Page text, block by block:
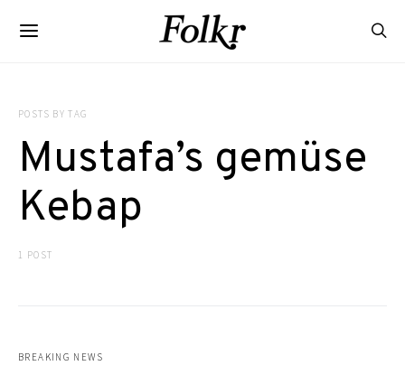
POSTS BY TAG
Mustafa’s gemüse
Kebap
1 POST
BREAKING NEWS